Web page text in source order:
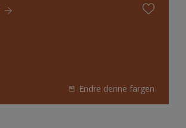
Endre denne fargen